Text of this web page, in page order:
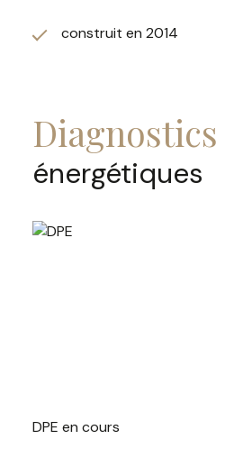
construit en 2014
diagnostics
énergétiques
DPE en cours